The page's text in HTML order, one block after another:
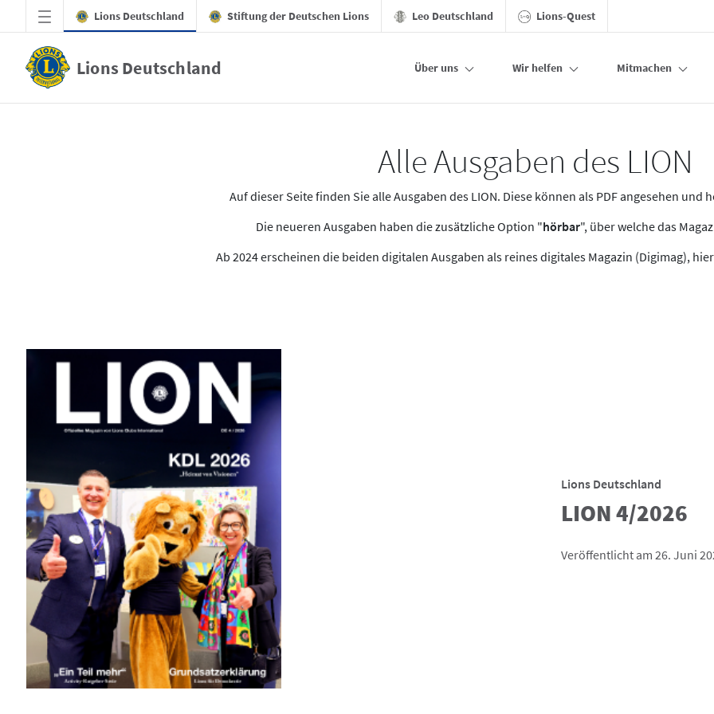
Zum Hauptinhalt springen
Lions Deutschland Stiftung der Deutschen Lions Leo Deutschland Lions-Quest
Lions Deutschland Über uns Wir helfen Mitmachen
Alle Ausgaben des LION
Auf dieser Seite finden Sie alle Ausgaben des LION. Diese können als PDF angesehen und
Die neueren Ausgaben haben die zusätzliche Option "hörbar", über welche das
Ab 2024 erscheinen die beiden digitalen Ausgaben als reines digitales Magazin (Digimag),
Lions Deutschland
LION 4/2026
Veröffentlicht am 26. Juni